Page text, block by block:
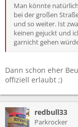
Man könnte
bei der großen
und so weiter. Ist
keinen gejuckt und
garnicht gehen
Dann schon eher
offiziell erlaubt ;)
redbull33
Parkrocker